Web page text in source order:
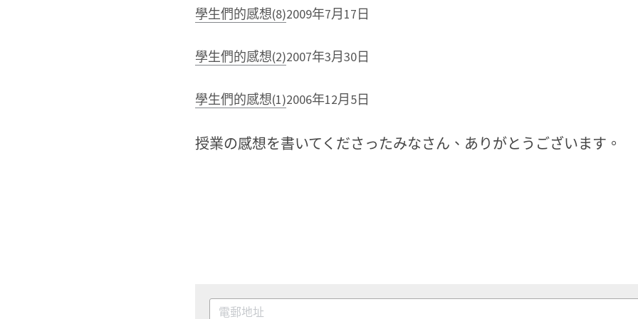
學生們的感想(8)2009年7月17日
學生們的感想(2)2007年3月30日
學生們的感想(1)2006年12月5日
授業の感想を書いてくださったみなさん、ありがとうございます。